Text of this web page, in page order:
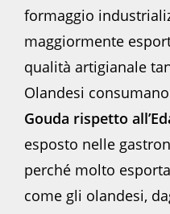
formaggio
maggiormente
qualità artigianale
Olandesi
Gouda rispetto
esposto nelle
perché molto
come gli olandesi,